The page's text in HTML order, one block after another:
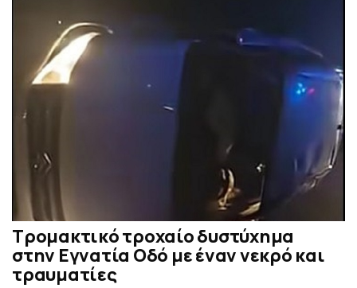
Τρομακτικό τροχαίο δυστύχημα
στην Εγνατία Οδό με έναν νεκρό και
τραυματίες